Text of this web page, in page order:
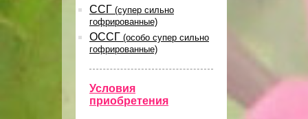
ССГ (супер сильно
гофрированные)
ОССГ (особо супер сильно
гофрированные)
Условия
приобретения